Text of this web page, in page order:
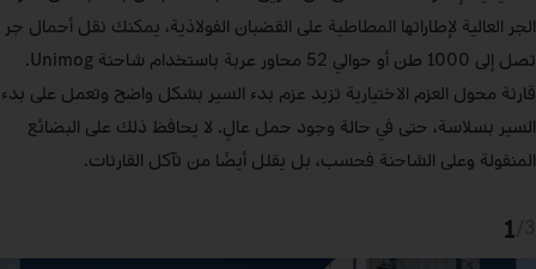
الجر العالية لإطاراتها المطاطية على القضبان الفولاذية، يمكنك نقل أحمال جر
تصل إلى 1000 طن أو حوالي 52 محاور عربة باستخدام شاحنة Unimog.
قارنة محول العزم الاختيارية تزيد عزم بدء السير بشكل واضح وتعمل على بدء
السير بسلاسة، حتى في حالة وجود حمل عالٍ. لا يحافظ ذلك على البضائع
المنقولة وعلى الشاحنة فحسب، بل يقلل أيضًا من تآكل القارنات.
1